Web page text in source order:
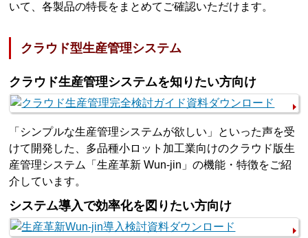
いて、各製品の特長をまとめてご確認いただけます。
クラウド型生産管理システム
クラウド生産管理システムを知りたい方向け
「シンプルな生産管理システムが欲しい」といった声を受
けて開発した、多品種小ロット加工業向けのクラウド版生
産管理システム「生産革新 Wun-jin」の機能・特徴をご紹
介しています。
システム導入で効率化を図りたい方向け